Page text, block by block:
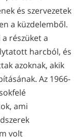
és szervezetek
a küzdelemből.
részüket a
harcból, és
azoknak, akik
Az 1966-
ami
volt